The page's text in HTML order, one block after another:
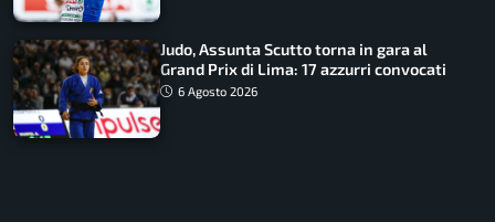
Judo, Assunta Scutto torna in gara al
Grand Prix di Lima: 17 azzurri convocati
6 Agosto 2026